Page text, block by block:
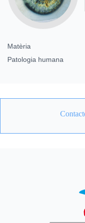
Matèria
Patologia humana